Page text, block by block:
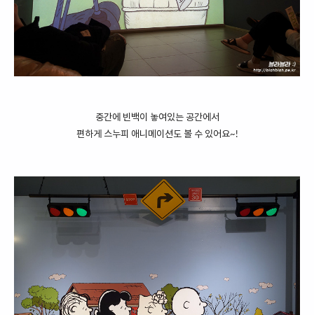
중간에 빈백이 놓여있는 공간에서
편하게 스누피 애니메이션도 볼 수 있어요~!